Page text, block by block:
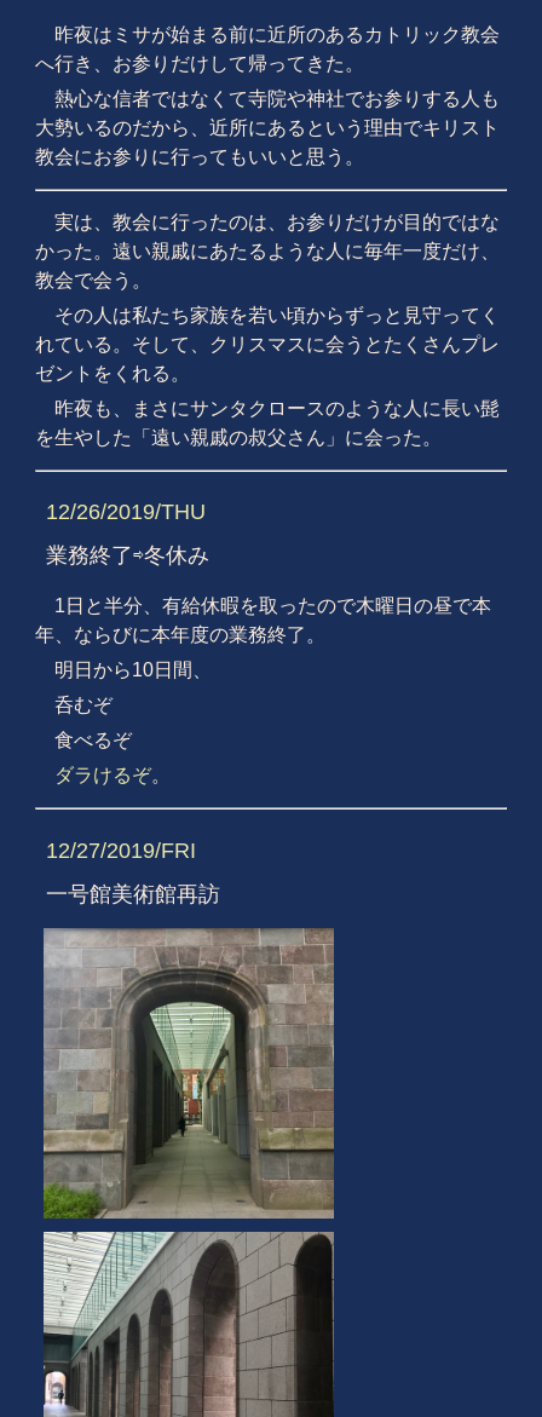
昨夜はミサが始まる前に近所のあるカトリック教会
へ行き、お参りだけして帰ってきた。
熱心な信者ではなくて寺院や神社でお参りする人も
大勢いるのだから、近所にあるという理由でキリスト
教会にお参りに行ってもいいと思う。
実は、教会に行ったのは、お参りだけが目的ではな
かった。遠い親戚にあたるような人に毎年一度だけ、
教会で会う。
その人は私たち家族を若い頃からずっと見守ってく
れている。そして、クリスマスに会うとたくさんプレ
ゼントをくれる。
昨夜も、まさにサンタクロースのような人に長い髭
を生やした「遠い親戚の叔父さん」に会った。
12/26/2019/THU
業務終了⇨冬休み
1日と半分、有給休暇を取ったので木曜日の昼で本
年、ならびに本年度の業務終了。
明日から10日間、
呑むぞ
食べるぞ
ダラけるぞ。
12/27/2019/FRI
一号館美術館再訪